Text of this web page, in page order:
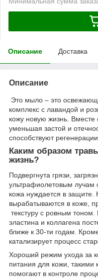
Описание Доставка
Описание
Это мыло – это
комплекс с лавандой и
кожу новую жизнь.
уменьшая застой и
способствуют регенерации
Каким образом
жизнь?
Подвергнута грязи,
ультрафиолетовым лучам
кожа нуждается в защите.
вырабатываются в коже,
текстуру с ровным
эластина и коллагена
ближе к 30-ти годам.
катализирует процесс
Хороший режим ухода за
питания для кожи,
помогают в контроле